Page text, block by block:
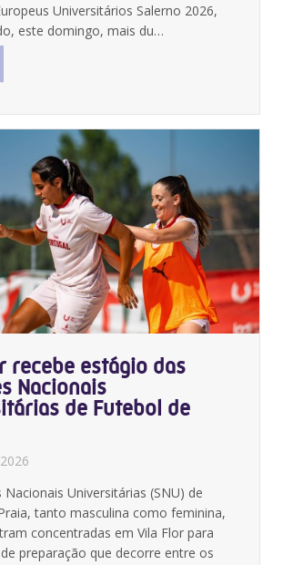
Universitários Salerno 2026,
este domingo, mais du…
recebe estágio das
Nacionais
de Futebol de
Nacionais Universitárias (SNU) de
tanto masculina como feminina,
concentradas em Vila Flor para
preparação que decorre entre os